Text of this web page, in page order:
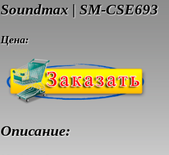
Soundmax | SM-CSE693
Цена:
Описание: